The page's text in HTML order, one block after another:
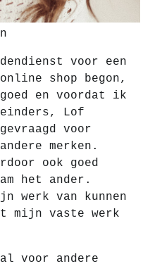
voor een
shop begon,
en voordat ik
Lof
voor
merken.
ook goed
het ander.
werk van kunnen
mijn vaste werk
voor andere